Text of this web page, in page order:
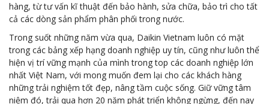
hàng, từ tư vấn kĩ thuật đến bảo hành, sửa chữa, bảo trì cho tất
cả các dòng sản phẩm phân phối trong nước.
Trong suốt những năm vừa qua, Daikin Vietnam luôn có mặt
trong các bảng xếp hạng doanh nghiệp uy tín, cũng như luôn thể
hiện vị trí vững mạnh của mình trong top các doanh nghiệp lớn
nhất Việt Nam, với mong muốn đem lại cho các khách hàng
những trải nghiệm tốt đẹp, nâng tầm cuộc sống. Giữ vững tâm
niệm đó, trải qua hơn 20 năm phát triển không ngừng, đến nay